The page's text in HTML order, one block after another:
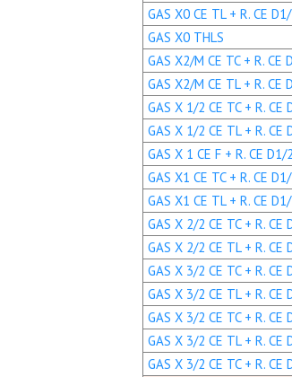
GAS X0 CE TL + R. CE
GAS X0 THLS
GAS X2/M CE TC + R. CE
GAS X2/M CE TL + R. CE
GAS X 1/2 CE TC + R. CE
GAS X 1/2 CE TL + R. CE
GAS X 1 CE F + R. CE D1/
GAS X1 CE TC + R. CE
GAS X1 CE TL + R. CE
GAS X 2/2 CE TC + R. CE
GAS X 2/2 CE TL + R. CE
GAS X 3/2 CE TC + R. CE
GAS X 3/2 CE TL + R. CE
GAS X 3/2 CE TC + R. CE
GAS X 3/2 CE TL + R. CE
GAS X 3/2 CE TC + R. CE